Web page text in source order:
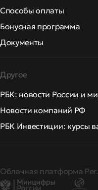
Способы оплаты
Бонусная программа
Документы
Другое
РБК: новости России и
Новости компаний РФ
РБК Инвестиции: курсы
Облачная платформа